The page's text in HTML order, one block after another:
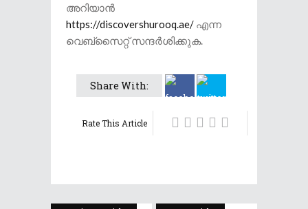
അറിയാൻ
https://discovershurooq.ae/ എന്ന
വെബ്സൈറ്റ് സന്ദർശിക്കുക.
Share With:
Rate This Article